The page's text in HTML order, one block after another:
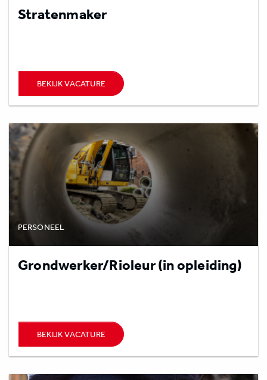
Stratenmaker
BEKIJK VACATURE
PERSONEEL
Grondwerker/Rioleur (in opleiding)
BEKIJK VACATURE